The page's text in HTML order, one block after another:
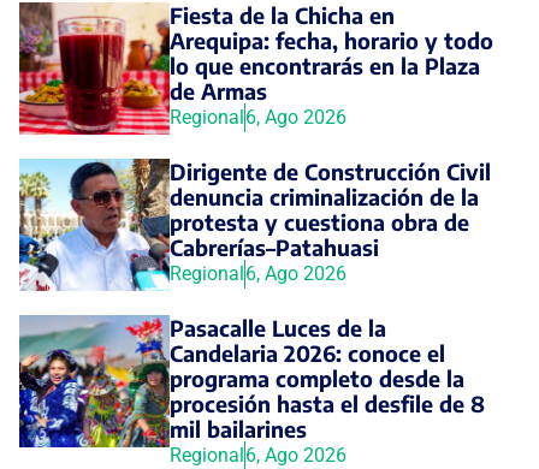
Fiesta de la Chicha en
Arequipa: fecha, horario y todo
lo que encontrarás en la Plaza
de Armas
Regional6, Ago 2026
Dirigente de Construcción Civil
denuncia criminalización de la
protesta y cuestiona obra de
Cabrerías–Patahuasi
Regional6, Ago 2026
Pasacalle Luces de la
Candelaria 2026: conoce el
programa completo desde la
procesión hasta el desfile de 8
mil bailarines
Regional6, Ago 2026